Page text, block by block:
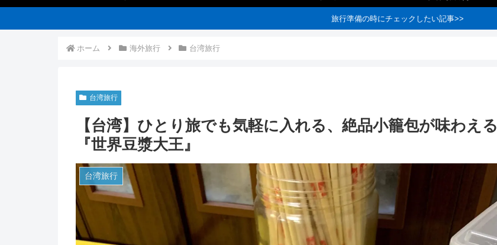
旅行準備の時にチェックしたい記事>>
ホーム 海外旅行 台湾旅行
台湾旅行
【台湾】ひとり旅でも気軽に入れる、絶品小籠包が味わえる
『世界豆漿大王』
台湾旅行